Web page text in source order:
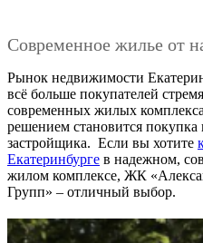
Современное жилье от
Рынок недвижимости
всё больше покупателей
современных жилых
решением становится
застройщика. Если вы хотите
Екатеринбурге в надежном,
жилом комплексе, ЖК
Групп» – отличный выбор.